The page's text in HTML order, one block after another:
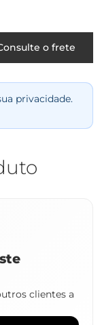
o frete
privacidade.
clientes a